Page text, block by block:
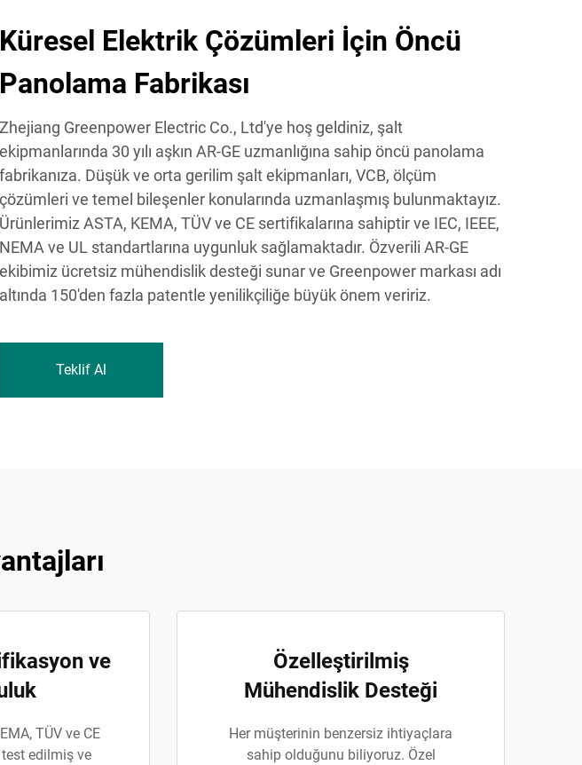
Küresel Elektrik Çözümleri İçin Öncü
Panolama Fabrikası
Zhejiang Greenpower Electric Co., Ltd'ye hoş geldiniz, şalt
ekipmanlarında 30 yılı aşkın AR-GE uzmanlığına sahip öncü panolama
fabrikanıza. Düşük ve orta gerilim şalt ekipmanları, VCB, ölçüm
çözümleri ve temel bileşenler konularında uzmanlaşmış bulunmaktayız.
Ürünlerimiz ASTA, KEMA, TÜV ve CE sertifikalarına sahiptir ve IEC, IEEE,
NEMA ve UL standartlarına uygunluk sağlamaktadır. Özverili AR-GE
ekibimiz ücretsiz mühendislik desteği sunar ve Greenpower markası adı
altında 150'den fazla patentle yenilikçiliğe büyük önem veririz.
Teklif Al
ve
TÜV ve CE
edilmiş ve
Özelleştirilmiş
Mühendislik Desteği
Her müşterinin benzersiz ihtiyaçlara
sahip olduğunu biliyoruz. Özel